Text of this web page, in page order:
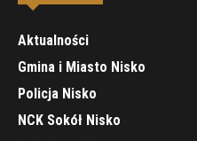
Aktualności
Gmina i Miasto Nisko
Policja Nisko
NCK Sokół Nisko